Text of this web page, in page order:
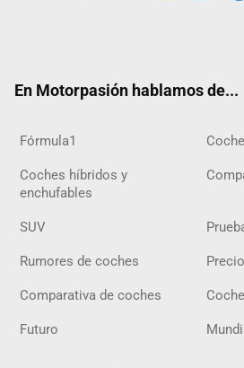
En Motorpasión hablamos de...
Fórmula1
Coches híbridos y
enchufables
SUV
Rumores de coches
Comparativa de coches
Futuro